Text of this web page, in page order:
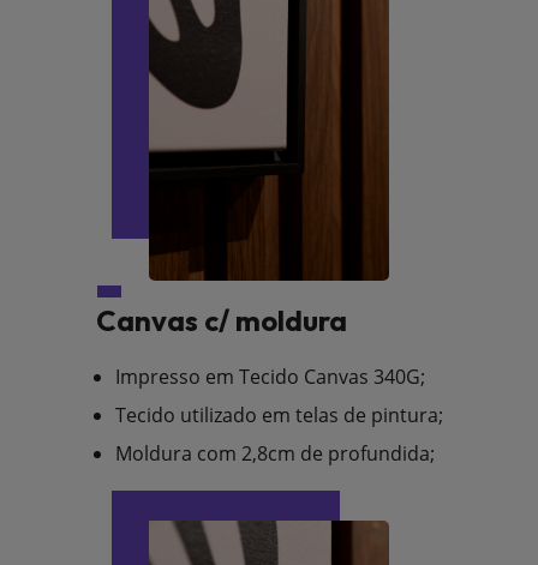
Canvas c/ moldura
Impresso em Tecido Canvas 340G;
Tecido utilizado em telas de pintura;
Moldura com 2,8cm de profundida;